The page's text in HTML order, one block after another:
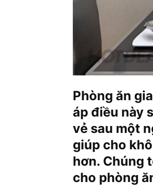
Phòng ăn
áp điều này
vẻ sau một
giúp cho
hơn. Chúng
cho phòng